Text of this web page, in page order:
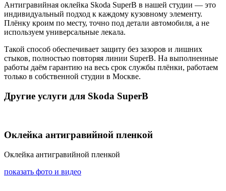
Антигравийная оклейка Skoda SuperB в нашей студии — это
индивидуальный подход к каждому кузовному элементу.
Плёнку кроим по месту, точно под детали автомобиля, а не
используем универсальные лекала.
Такой способ обеспечивает защиту без зазоров и лишних
стыков, полностью повторяя линии SuperB. На выполненные
работы даём гарантию на весь срок службы плёнки, работаем
только в собственной студии в Москве.
Другие услуги для Skoda SuperB
Оклейка антигравийной пленкой
Оклейка антигравийной пленкой
показать фото и видео